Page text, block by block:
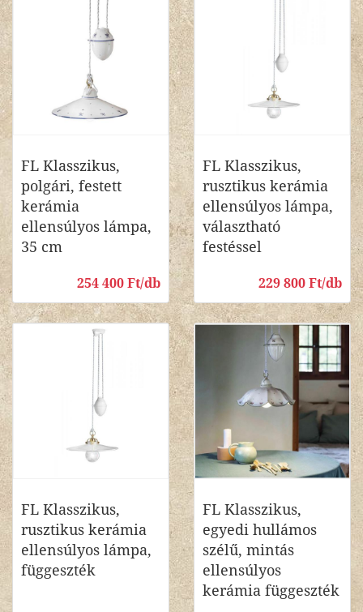
FL Klasszikus,
polgári, festett
kerámia
ellensúlyos lámpa,
35 cm
254 400 Ft/db
FL Klasszikus,
rusztikus kerámia
ellensúlyos lámpa,
választható
festéssel
229 800 Ft/db
FL Klasszikus,
rusztikus kerámia
ellensúlyos lámpa,
függeszték
FL Klasszikus,
egyedi hullámos
szélű, mintás
ellensúlyos
kerámia függeszték